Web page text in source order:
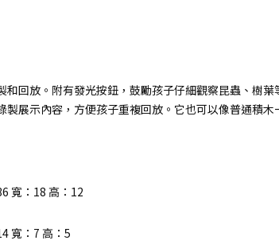
和回放。附有發光按鈕，鼓勵孩子仔細觀察昆蟲、樹
製展示內容，方便孩子重複回放。它也可以像普通積木
寬：18 高：12
寬：7 高：5